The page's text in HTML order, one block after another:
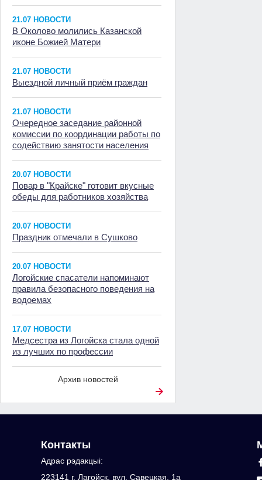
21.07 НОВОСТИ
В Околово молились Казанской
иконе Божией Матери
21.07 НОВОСТИ
Выездной личный приём граждан
21.07 НОВОСТИ
Очередное заседание районной
комиссии по координации работы по
содействию занятости населения
20.07 НОВОСТИ
Повар в "Крайске" готовит вкусные
обеды для работников хозяйства
20.07 НОВОСТИ
Праздник отмечали в Сушково
20.07 НОВОСТИ
Логойские спасатели напоминают
правила безопасного поведения на
водоемах
17.07 НОВОСТИ
Медсестра из Логойска стала одной
из лучших по профессии
Архив новостей
Контакты
Адрас рэдакцыi:
223141 г. Лагойск, вул. Савецкая, 1а